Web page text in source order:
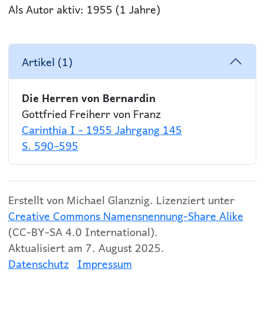
Als Autor aktiv: 1955 (1 Jahre)
Artikel (1)
Die Herren von Bernardin
Gottfried Freiherr von Franz
Carinthia I - 1955 Jahrgang 145
S. 590–595
Erstellt von Michael Glanznig. Lizenziert unter
Creative Commons Namensnennung-Share Alike
(CC-BY-SA 4.0 International).
Aktualisiert am 7. August 2025.
Datenschutz Impressum